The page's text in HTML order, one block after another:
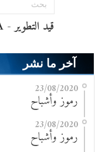
آخر ما نشر
23/08/2020
رموز وأشباح
23/08/2020
رموز وأشباح